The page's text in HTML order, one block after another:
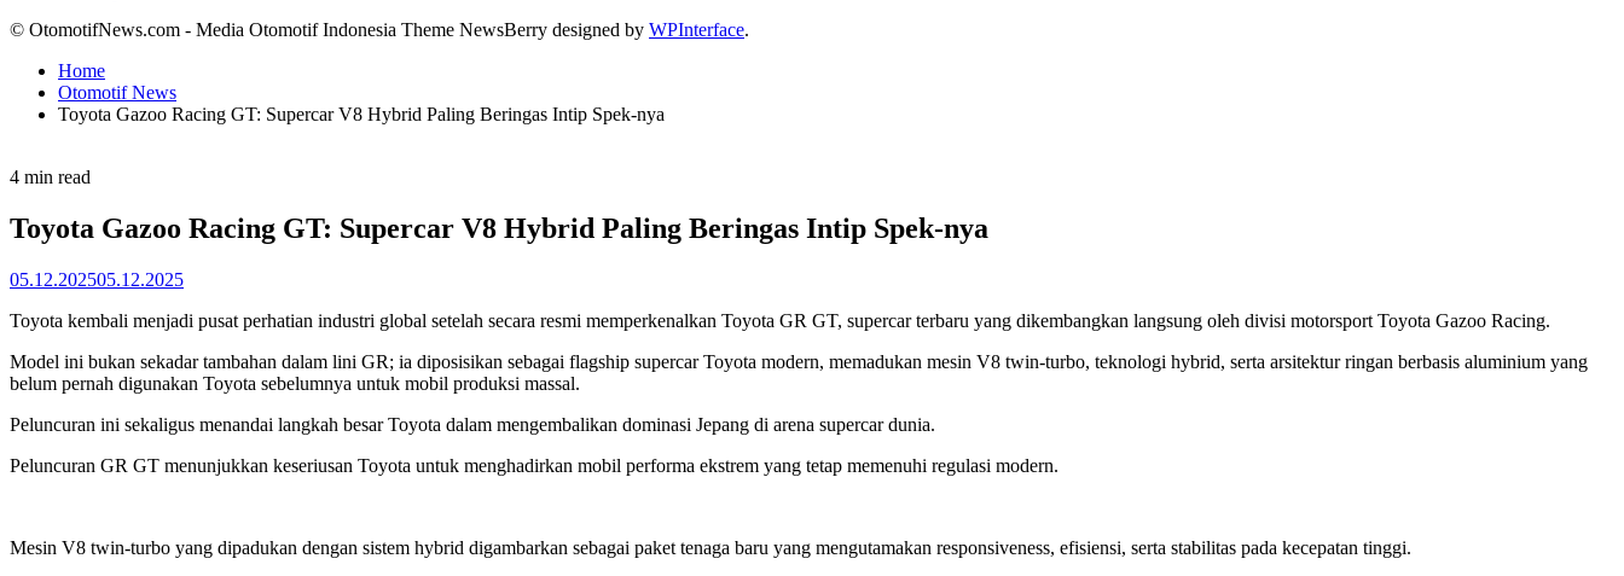
© OtomotifNews.com - Media Otomotif Indonesia Theme NewsBerry designed by WPInterface.
Home
Otomotif News
Toyota Gazoo Racing GT: Supercar V8 Hybrid Paling Beringas Intip Spek-nya
Estimated
time
4 min read
Toyota Gazoo Racing GT: Supercar V8 Hybrid Paling Beringas Intip Spek-nya
05.12.202505.12.2025
Toyota kembali menjadi pusat perhatian industri global setelah secara resmi memperkenalkan Toyota GR GT, supercar terbaru yang dikembangkan langsung oleh divisi motorsport Toyota Gazoo Racing.
Model ini bukan sekadar tambahan dalam lini GR; ia diposisikan sebagai flagship supercar Toyota modern, memadukan mesin V8 twin-turbo, teknologi hybrid, serta arsitektur ringan berbasis aluminium yang
belum pernah digunakan Toyota sebelumnya untuk mobil produksi massal.
Peluncuran ini sekaligus menandai langkah besar Toyota dalam mengembalikan dominasi Jepang di arena supercar dunia.
Peluncuran GR GT menunjukkan keseriusan Toyota untuk menghadirkan mobil performa ekstrem yang tetap memenuhi regulasi modern.
Mesin V8 twin-turbo yang dipadukan dengan sistem hybrid digambarkan sebagai paket tenaga baru yang mengutamakan responsiveness, efisiensi, serta stabilitas pada kecepatan tinggi.